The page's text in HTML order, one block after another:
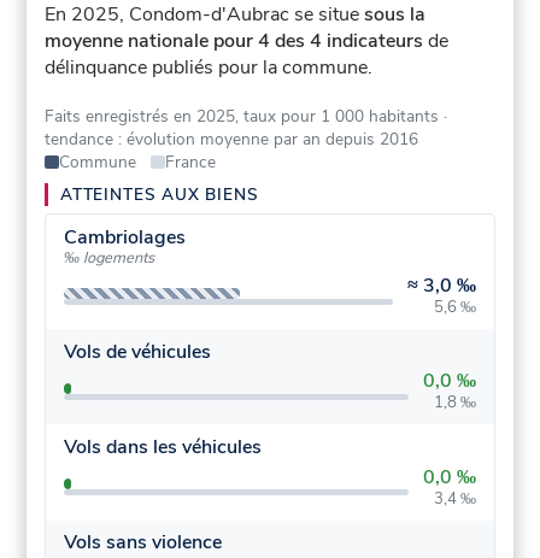
En 2025, Condom-d'Aubrac se situesous la
moyenne nationale pour 4 des 4 indicateurs de
délinquance publiés pour la commune.
Faits enregistrés en 2025, taux pour 1 000 habitants ·
tendance : évolution moyenne par an depuis 2016
Commune
France
ATTEINTES AUX BIENS
Cambriolages
‰ logements
≈ 3,0 ‰
5,6 ‰
Vols de véhicules
0,0 ‰
1,8 ‰
Vols dans les véhicules
0,0 ‰
3,4 ‰
Vols sans violence